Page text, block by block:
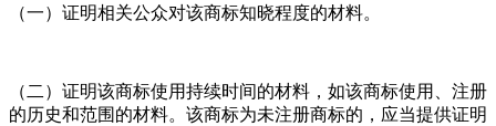
（一）证明相关公众对该商标知晓程度的材料。
（二）证明该商标使用持续时间的材料，如该商标使用、注册
的历史和范围的材料。该商标为未注册商标的，应当提供证明